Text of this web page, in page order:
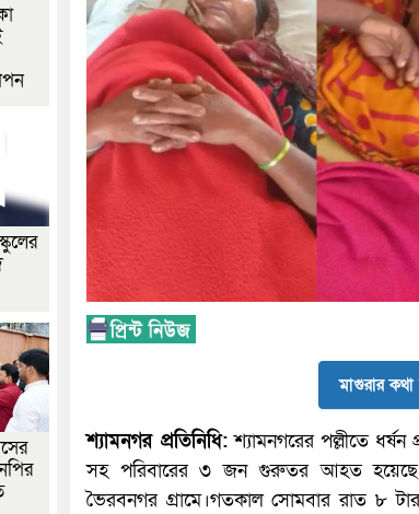
মাগুরার
শ্যামনগর প্রতিনিধি:শ্যামনগরের পল্লীতে ধর্ষন
সহ পরিবারের ৩ জন গুরুতর আহত
ভৈরবনগর গ্রামে।গতকাল সোমবার রাত ৮